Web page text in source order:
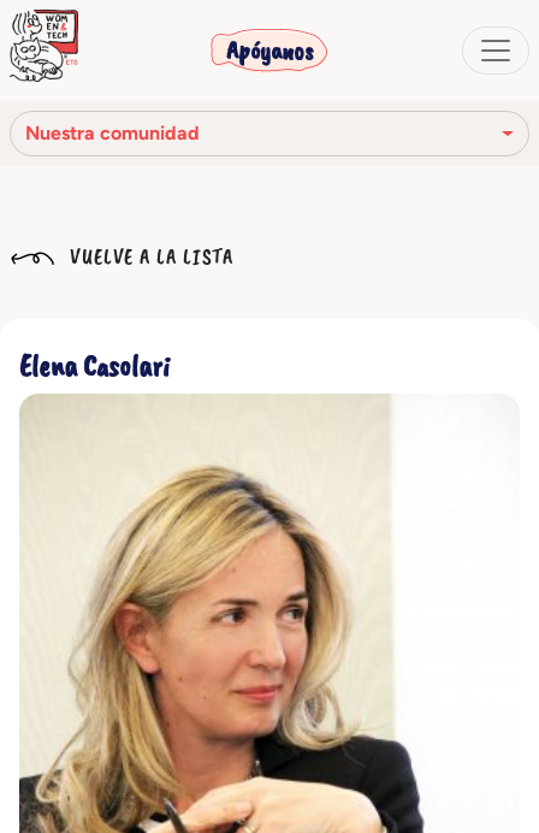
Apóyanos
Nuestra comunidad
Nuestra historia
Nuestra comunidad
VUELVE A LA LISTA
Elena Casolari